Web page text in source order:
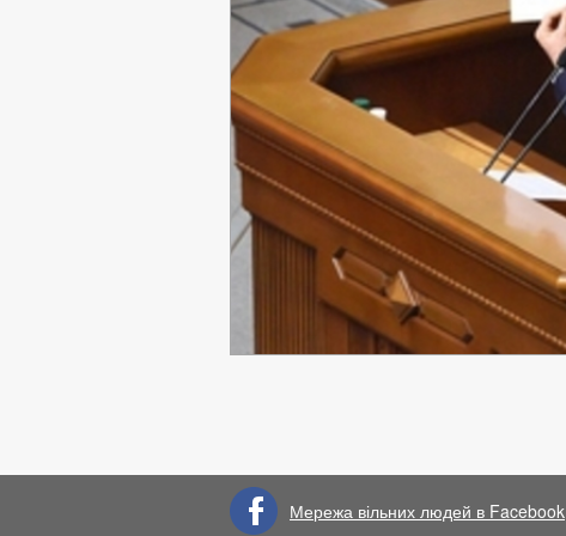
Мережа вільних людей в Facebook